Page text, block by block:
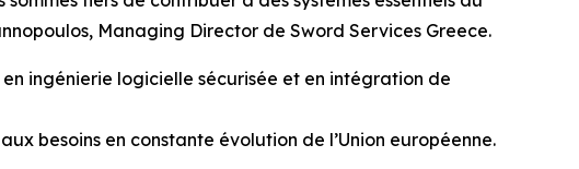
Managing Director de Sword Services Greece.
ingénierie logicielle sécurisée et en intégration de
besoins en constante évolution de l’Union européenne.